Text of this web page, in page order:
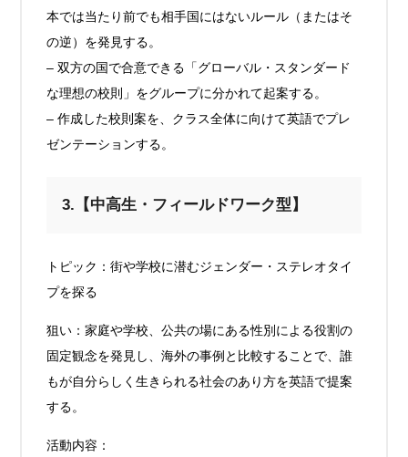
本では当たり前でも相手国にはないルール（またはそ
の逆）を発見する。
– 双方の国で合意できる「グローバル・スタンダード
な理想の校則」をグループに分かれて起案する。
– 作成した校則案を、クラス全体に向けて英語でプレ
ゼンテーションする。
3.【中高生・フィールドワーク型】
トピック：街や学校に潜むジェンダー・ステレオタイ
プを探る
狙い：家庭や学校、公共の場にある性別による役割の
固定観念を発見し、海外の事例と比較することで、誰
もが自分らしく生きられる社会のあり方を英語で提案
する。
活動内容：